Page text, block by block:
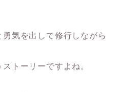
気を出して修行しながら
トーリーですよね。